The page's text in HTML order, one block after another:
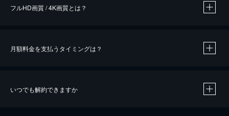
※40％ポイント還元の対象は、クレジットカード決済による作品の購入 / レンタルです。
フルHD画質 / 4K画質とは？
月額料金を支払うタイミングは？
いつでも解約できますか